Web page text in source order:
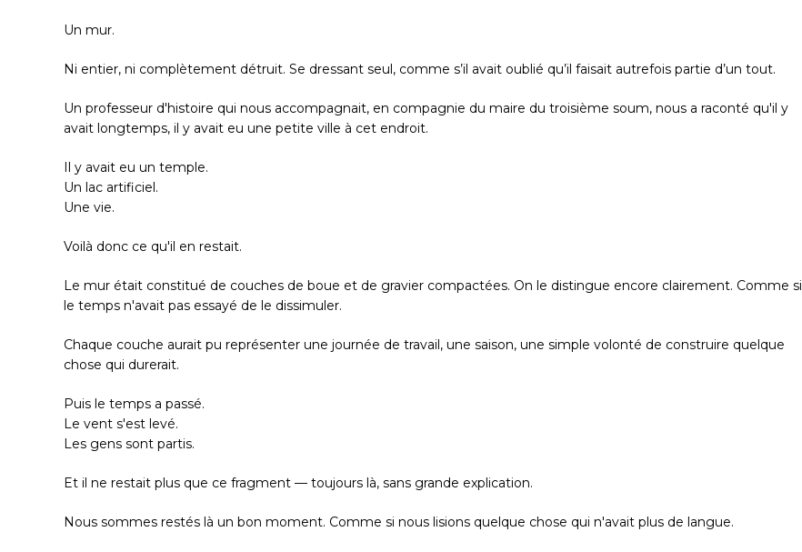
Un mur.
Ni entier, ni complètement détruit. Se dressant seul, comme s’il avait oublié qu’il faisait autrefois partie d’un tout.
Un professeur d'histoire qui nous accompagnait, en compagnie du maire du troisième soum, nous a raconté qu'il y
avait longtemps, il y avait eu une petite ville à cet endroit.
Il y avait eu un temple.
Un lac artificiel.
Une vie.
Voilà donc ce qu'il en restait.
Le mur était constitué de couches de boue et de gravier compactées. On le distingue encore clairement. Comme si
le temps n'avait pas essayé de le dissimuler.
Chaque couche aurait pu représenter une journée de travail, une saison, une simple volonté de construire quelque
chose qui durerait.
Puis le temps a passé.
Le vent s'est levé.
Les gens sont partis.
Et il ne restait plus que ce fragment — toujours là, sans grande explication.
Nous sommes restés là un bon moment. Comme si nous lisions quelque chose qui n'avait plus de langue.